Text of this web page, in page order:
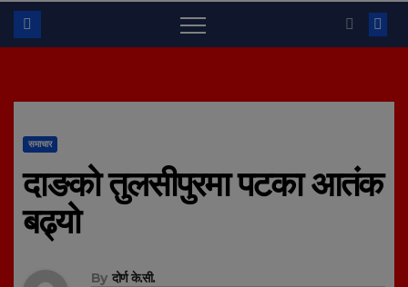
समाचार
दाङको तुलसीपुरमा पटका आतंक
बढ्यो
By दोर्ण के.सी.